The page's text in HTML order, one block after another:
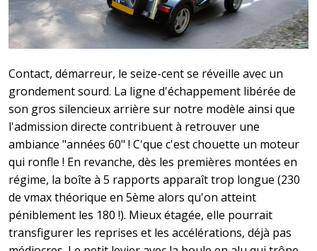
Contact, démarreur, le seize-cent se réveille avec un
grondement sourd. La ligne d'échappement libérée de
son gros silencieux arrière sur notre modèle ainsi que
l'admission directe contribuent à retrouver une
ambiance "années 60" ! C'que c'est chouette un moteur
qui ronfle ! En revanche, dès les premières montées en
régime, la boîte à 5 rapports apparaît trop longue (230
de vmax théorique en 5ème alors qu'on atteint
péniblement les 180 !). Mieux étagée, elle pourrait
transfigurer les reprises et les accélérations, déjà pas